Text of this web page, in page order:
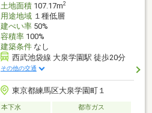
土地面積107.17m2
用途地域１種低層
建ぺい率50%
容積率100%
建築条件なし
西武池袋線 大泉学園駅 徒歩20分
その他の交通
東京都練馬区大泉学園町１
本下水
都市ガス